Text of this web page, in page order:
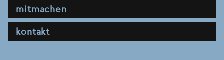
mitmachen
kontakt